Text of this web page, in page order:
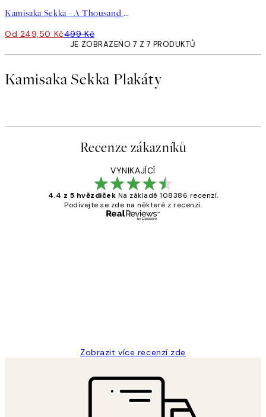
Kamisaka Sekka - A Thousand Grasses Pl.17 Plakát
Od 249,50 Kč499 Kč
JE ZOBRAZENO 7 Z 7 PRODUKTŮ
Kamisaka Sekka Plakáty
Recenze zákazníků
VYNIKAJÍCÍ
4.4 z 5 hvězdiček Na základě 108386 recenzí.
Podívejte se zde na některé z recenzí.
Zobrazit více recenzí zde